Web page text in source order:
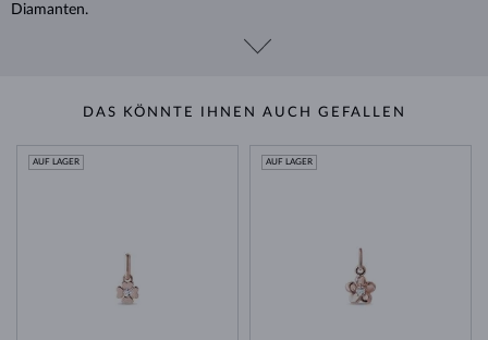
Diamanten.
DAS KÖNNTE IHNEN AUCH GEFALLEN
AUF LAGER AUF LAGER